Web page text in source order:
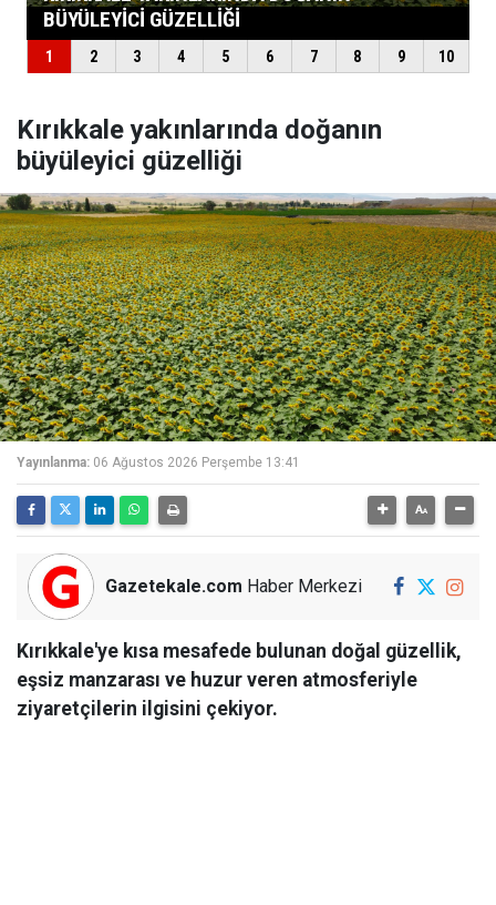
Kırıkkale yakınlarında doğanın
büyüleyici güzelliği
Yayınlanma: 06 Ağustos 2026 Perşembe 13:41
Gazetekale.com Haber Merkezi
Kırıkkale'ye kısa mesafede bulunan doğal güzellik,
eşsiz manzarası ve huzur veren atmosferiyle
ziyaretçilerin ilgisini çekiyor.